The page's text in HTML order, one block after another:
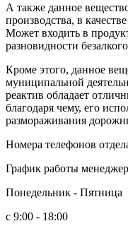
А также данное
производства, в
Может входить в
разновидности
Кроме этого, данное
муниципальной
реактив обладает
благодаря чему, его
размораживания
Номера телефонов
График работы
Понедельник - Пятница
с 9:00 - 18:00